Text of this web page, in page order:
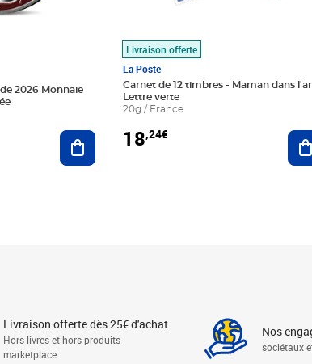
2026 Monnaie
Ajouter au panier
Livraison offerte
La Poste
Carnet de 12 timbres - Maman dans
Lettre verte
20g / France
18,24€
Livraison offerte dès 25€ d'achat
Hors livres et hors produits
marketplace
Nos
sociétaux